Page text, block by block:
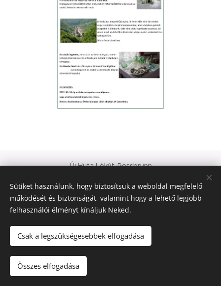
Új Huta Lókút-Rossbrunn
Európa Kultúrális Fővárosa
PAJTA PROJEKT
© 2021 Minden jog fenntartva
Magyar
Sütiket használunk, hogy biztosítsuk a weboldal megfelelő
működését és biztonságát, valamint hogy a lehető legjobb
felhasználói élményt kínáljuk Neked.
Csak a legszükségesebbek elfogadása
Összes elfogadása